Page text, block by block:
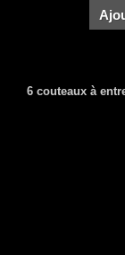
6 couteaux à